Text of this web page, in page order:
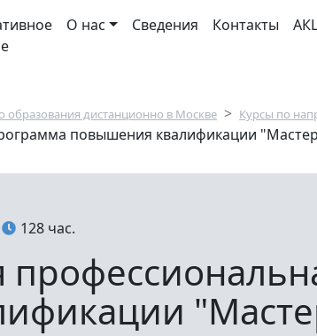
О нас Сведения Контакты
дистанционно в Москве Курсы по
повышения квалификации
128 час.